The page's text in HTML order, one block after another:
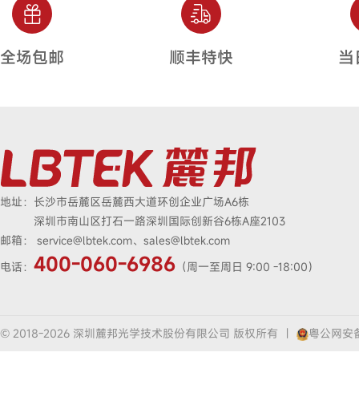
全场包邮 顺丰特快 当
地址： 长沙市岳麓区岳麓西大道环创企业广场A6栋
深圳市南山区打石一路深圳国际创新谷6栋A座2103
邮箱： service@lbtek.com、sales@lbtek.com
电话： 400-060-6986 （周一至周日 9:00 -18:00）
© 2018-2026 深圳麓邦光学技术股份有限公司 版权所有 粤公网安